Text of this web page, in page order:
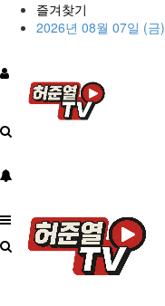
즐겨찾기
2026년 08월 07일 (금)